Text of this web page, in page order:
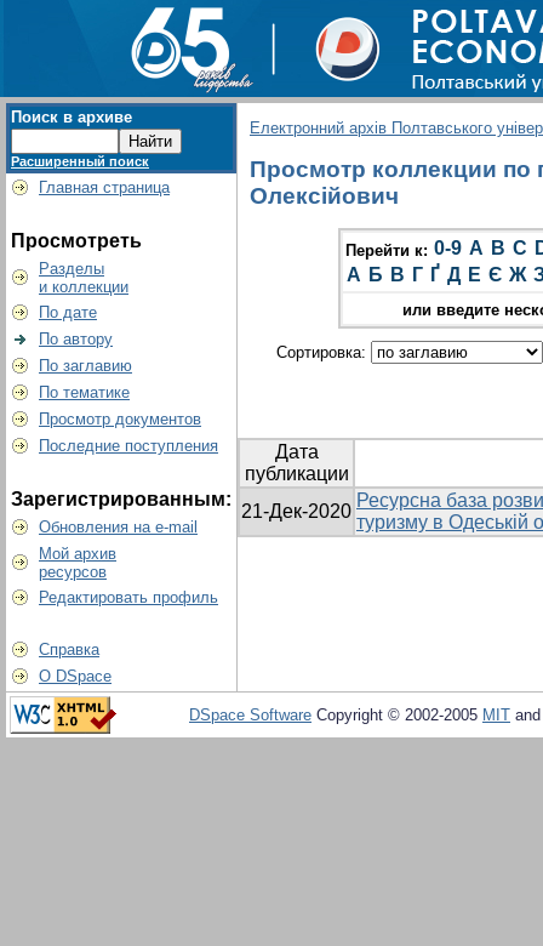
Поиск в архиве
Расширенный поиск
Главная страница
Просмотреть
Разделы
и коллекции
По дате
По автору
По заглавию
По тематике
Просмотр документов
Последние поступления
Зарегистрированным:
Обновления на e-mail
Мой архив
ресурсов
Редактировать профиль
Справка
О DSpace
Електронний архів Полтавського
Просмотр коллекции по
Олексійович
Перейти к: 0-9 A B C
А Б В Г Ґ Д Е Є Ж
или введите
Сортировка:
Дата
публикации
21-Дек-2020
Ресурсна база
туризму в Одеській
DSpace Software Copyright © 2002-2005 MIT